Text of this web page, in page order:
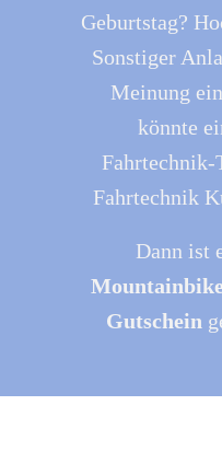
Geburtstag?
Sonstiger
Meinung
könnte
Fahrtechnik-
Fahrtechnik
Dann ist
Gutschein